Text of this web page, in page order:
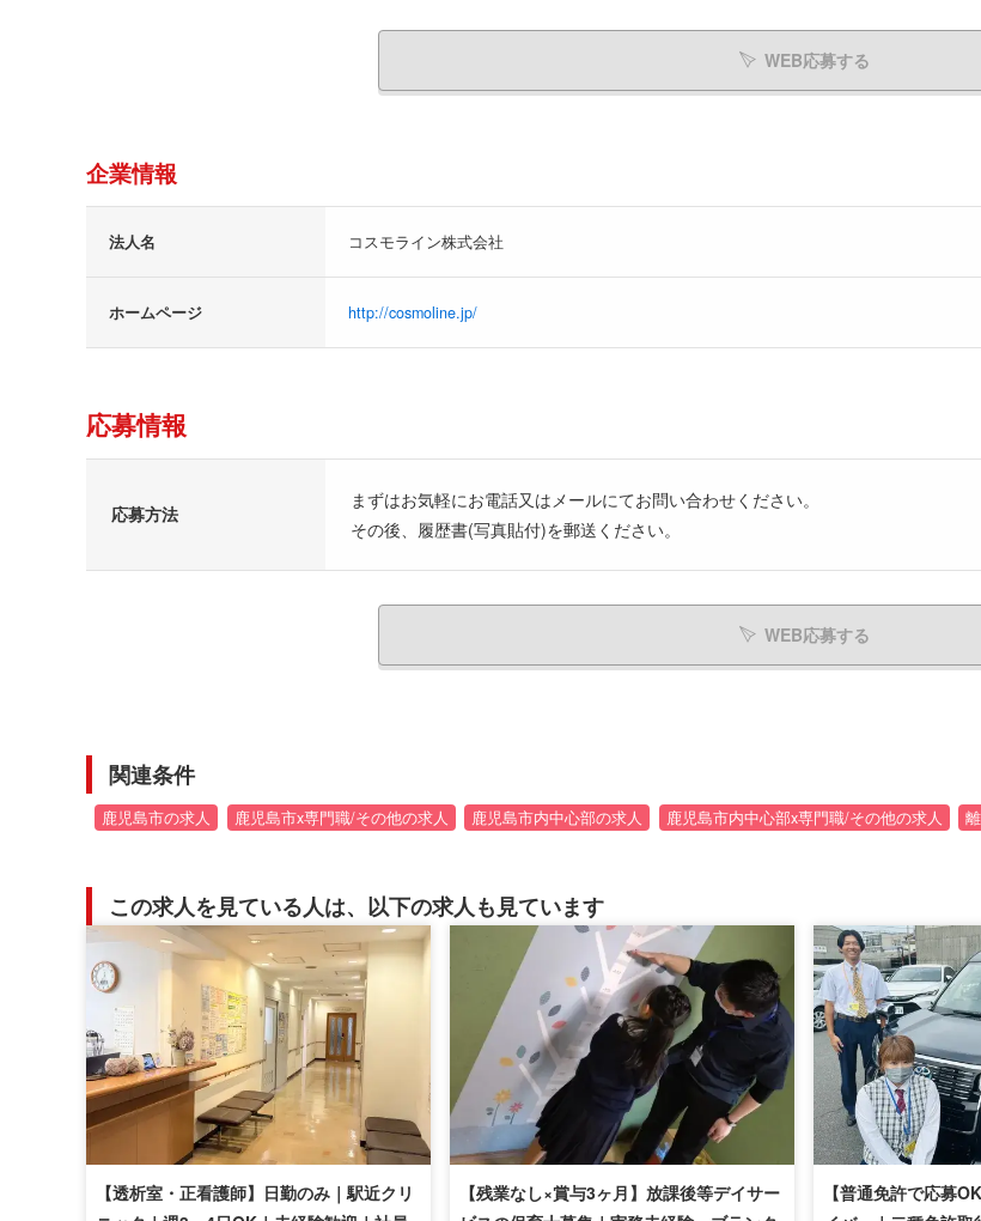
WEB応募する
企業情報
法人名 コスモライン株式会社
ホームページ http://cosmoline.jp/
応募情報
応募方法
まずはお気軽にお電話又はメールにてお問い合わせください。
その後、履歴書(写真貼付)を郵送ください。
WEB応募する
関連条件
鹿児島市の求人 鹿児島市x専門職/その他の求人 鹿児島市内中心部の求人 鹿児島市内中心部x専門職/その他の求人
この求人を見ている人は、以下の求人も見ています
【透析室・正看護師】日勤のみ｜駅近クリ
【残業なし×賞与3ヶ月】放課後等デイサー
【普通免許で応募